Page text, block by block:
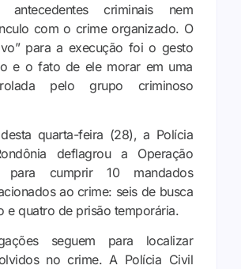
criminais nem
com o crime organizado. O
para a execução foi o gesto
e o fato de ele morar em uma
pelo grupo criminoso
quarta-feira (28), a Polícia
deflagrou a Operação
para cumprir 10 mandados
ao crime: seis de busca
e quatro de prisão temporária.
seguem para localizar
no crime. A Polícia Civil